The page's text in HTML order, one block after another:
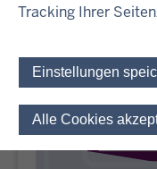
Tracking Ihrer
Einstellungen
Alle Cookies